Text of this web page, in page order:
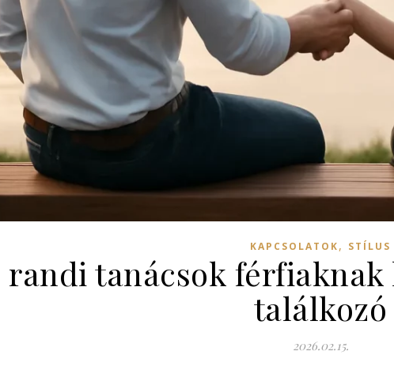
KAPCSOLATOK, STÍLUS
randi tanácsok férfiaknak
találkozó
2026.02.15.